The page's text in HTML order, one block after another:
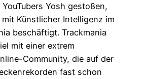
Yosh gestoßen,
Künstlicher Intelligenz im
beschäftigt. Trackmania
mit einer extrem
Community, die auf der
fast schon